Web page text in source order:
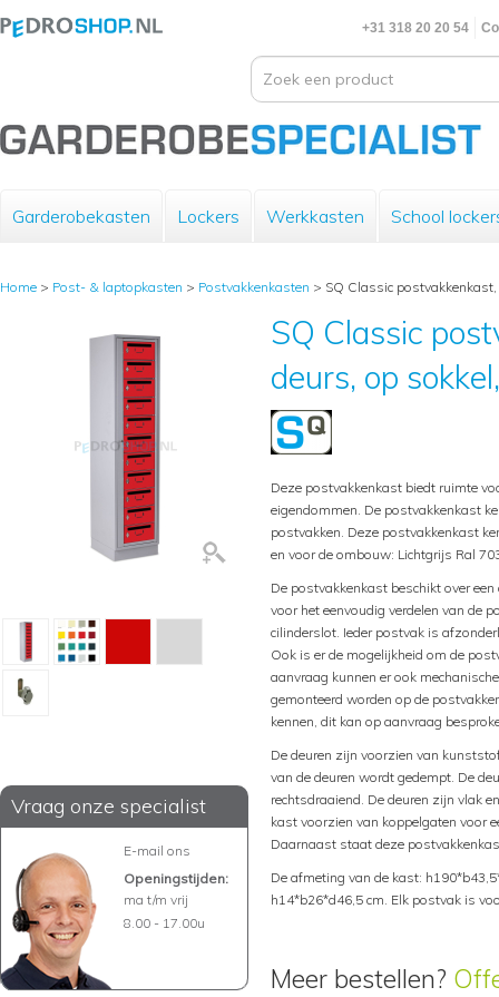
+31 318 20 20 54
Garderobekasten Lockers Werkkasten School
Home > Post- & laptopkasten > Postvakkenkasten > SQ Classic
Vraag onze specialist
E-mail ons
Openingstijden:
ma t/m vrij
8.00 - 17.00u
SQ Classic
deurs, op
Deze postvakkenkast biedt ruimte
eigendommen. De postvakkenkast
postvakken. Deze postvakkenkast
en voor de ombouw: Lichtgrijs Ral
De postvakkenkast beschikt over
voor het eenvoudig verdelen van de
cilinderslot. Ieder postvak is
Ook is er de mogelijkheid om de
aanvraag kunnen er ook
gemonteerd worden op de
kennen, dit kan op aanvraag
De deuren zijn voorzien van
van de deuren wordt gedempt. De
rechtsdraaiend. De deuren zijn vlak
kast voorzien van koppelgaten voor
Daarnaast staat deze
De afmeting van de kast:
h14*b26*d46,5 cm. Elk postvak is
Meer bestellen?